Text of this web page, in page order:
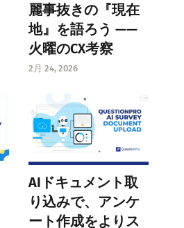
麗事抜きの『現在
地』を語ろう ——
火曜のCX考察
2月 24, 2026
AIドキュメント取
り込みで、アンケ
ート作成をよりス